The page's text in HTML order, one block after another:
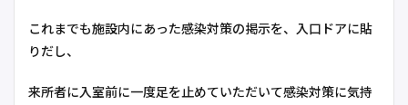
これまでも施設内にあった感染対策の掲示を、入口ドアに貼
りだし、
来所者に入室前に一度足を止めていただいて感染対策に気持